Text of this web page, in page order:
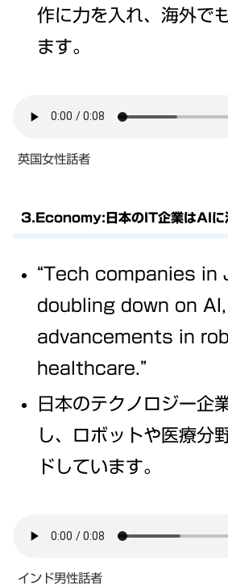
作に力を入れ、海外で
ます。
英国女性話者
3.Economy:日本のIT企業はAIに
“Tech companies in
doubling down on
advancements in
healthcare.”
日本のテクノロジー企
し、ロボットや医療分
ドしています。
インド男性話者